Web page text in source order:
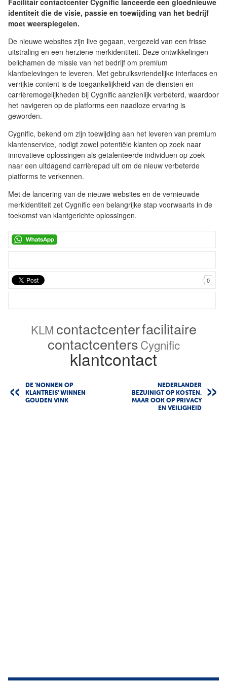
Facilitair contactcenter Cygnific lanceerde een gloednieuwe
identiteit die de visie, passie en toewijding van het bedrijf
moet weerspiegelen.
De nieuwe websites zijn live gegaan, vergezeld van een frisse
uitstraling en een herziene merkidentiteit. Deze ontwikkelingen
belichamen de missie van het bedrijf om premium
klantbelevingen te leveren. Met gebruiksvriendelijke interfaces en
verrijkte content is de toegankelijkheid van de diensten en
carrièremogelijkheden bij Cygnific aanzienlijk verbeterd, waardoor
het navigeren op de platforms een naadloze ervaring is
geworden.
Cygnific, bekend om zijn toewijding aan het leveren van premium
klantenservice, nodigt zowel potentiële klanten op zoek naar
innovatieve oplossingen als getalenteerde individuen op zoek
naar een uitdagend carrièrepad uit om de nieuw verbeterde
platforms te verkennen.
Met de lancering van de nieuwe websites en de vernieuwde
merkidentiteit zet Cygnific een belangrijke stap voorwaarts in de
toekomst van klantgerichte oplossingen.
0
KLM contactcenterfacilitaire
contactcentersCygnific
klantcontact
DE 'NONNEN OP
KLANTREIS' WINNEN
GOUDEN VINK
NEDERLANDER
BEZUINIGT OP KOSTEN,
MAAR OOK OP PRIVACY
EN VEILIGHEID